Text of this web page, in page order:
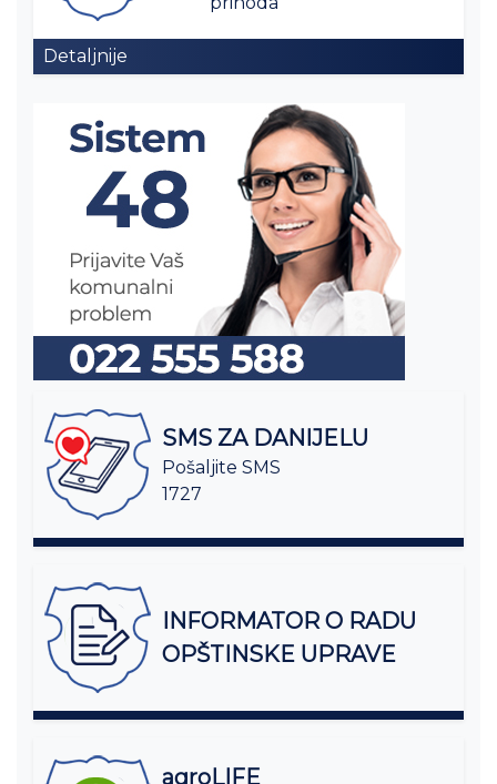
Detaljnije
SMS ZA DANIJELU
Pošaljite SMS
1727
INFORMATOR O RADU
OPŠTINSKE UPRAVE
agroLIFE